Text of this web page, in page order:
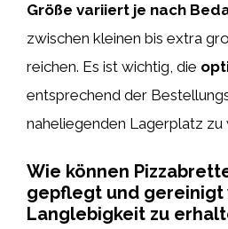
Größe variiert je nach
zwischen kleinen bis extra
reichen. Es ist wichtig, die
entsprechend der
naheliegenden Lagerplatz zu
Wie können
gepflegt und gereinigt
Langlebigkeit zu